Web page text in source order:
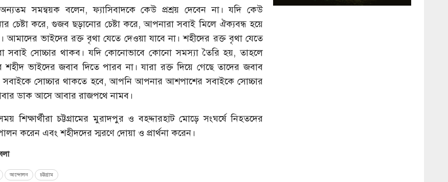
অন্যতম সমন্বয়ক বলেন, ফ্যাসিবাদকে কেউ প্রশ্রয় দেবেন না। যদি কেউ
চেষ্টা করে, গুজব ছড়ানোর চেষ্টা করে, আপনারা সবাই মিলে ঐক্যবন্ধ হয়ে
আমাদের ভাইদের রক্ত বৃথা যেতে দেওয়া যাবে না। শহীদের রক্ত বৃথা যেতে
সবাই সোচ্চার থাকব। যদি কোনোভাবে কোনো সমস্যা তৈরি হয়, তাহলে
ভাইদের জবাব দিতে পারব না। যারা রক্ত দিয়ে গেছে তাদের জবাব
সবাইকে সোচ্চার থাকতে হবে, আপনি আপনার আশপাশের সবাইকে সোচ্চার
ডাক আসে আবার রাজপথে নামব।
শিক্ষার্থীরা চট্টগ্রামের মুরাদপুর ও বহদ্দারহাট মোড়ে সংঘর্ষে নিহতদের
করেন এবং শহীদদের স্মরণে দোয়া ও প্রার্থনা করেন।
আন্দোলন চট্টগ্রাম